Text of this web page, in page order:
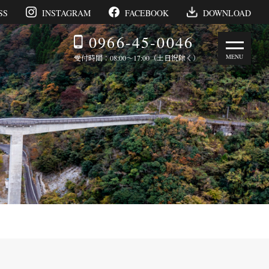
INSTAGRAM FACEBOOK DOWNLOAD
0966-45-0046
受付時間：08:00～17:00（土日祝除く）